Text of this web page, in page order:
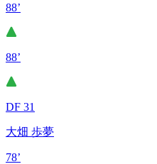
88’
88’
DF 31
大畑 歩夢
78’